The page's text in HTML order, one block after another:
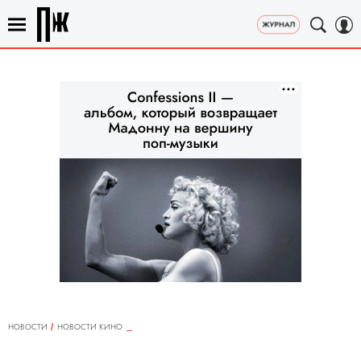
НОВОСТИ
НОВОСТИ КИНО